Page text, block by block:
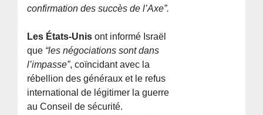
confirmation des succès de l’Axe”.
Les États-Unisont informé Israël
que “les négociations sont dans
l’impasse”, coïncidant avec la
rébellion des généraux et le refus
international de légitimer la guerre
au Conseil de sécurité.